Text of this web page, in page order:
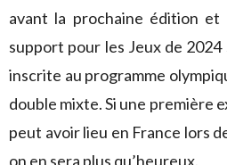
avant la prochaine édition et
support pour les Jeux de
inscrite au programme
double mixte. Si une première
peut avoir lieu en France lors
on en sera plus qu’heureux.